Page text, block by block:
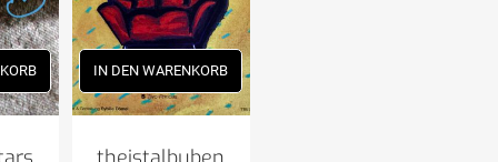
IN DEN WARENKORB